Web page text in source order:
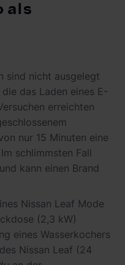
als
sind nicht ausgelegt
das Laden eines E-
erreichten
nur 15 Minuten eine
schlimmsten Fall
kann einen Brand
Nissan Leaf Mode
(2,3 kW)
eines Wasserkochers
Nissan Leaf (24